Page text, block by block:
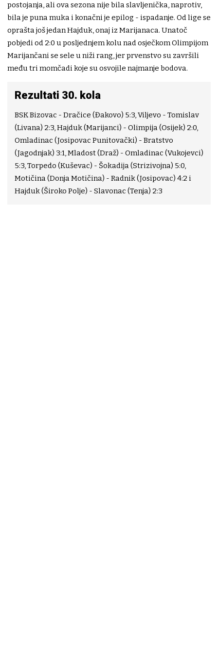
postojanja, ali ova sezona nije bila slavljenička, naprotiv,
bila je puna muka i konačni je epilog - ispadanje. Od lige se
oprašta još jedan Hajduk, onaj iz Marijanaca. Unatoč
pobjedi od 2:0 u posljednjem kolu nad osječkom Olimpijom
Marijančani se sele u niži rang, jer prvenstvo su završili
među tri momčadi koje su osvojile najmanje bodova.
Rezultati 30. kola
BSK Bizovac - Dračice (Đakovo) 5:3, Viljevo - Tomislav
(Livana) 2:3, Hajduk (Marijanci) - Olimpija (Osijek) 2:0,
Omladinac (Josipovac Punitovački) - Bratstvo
(Jagodnjak) 3:1, Mladost (Draž) - Omladinac (Vukojevci)
5:3, Torpedo (Kuševac) - Šokadija (Strizivojna) 5:0,
Motičina (Donja Motičina) - Radnik (Josipovac) 4:2 i
Hajduk (Široko Polje) - Slavonac (Tenja) 2:3